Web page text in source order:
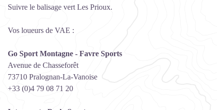
Suivre le balisage vert Les Prioux.
Vos loueurs de VAE :
Go Sport Montagne - Favre Sports
Avenue de Chasseforêt
73710 Pralognan-La-Vanoise
+33 (0)4 79 08 71 20